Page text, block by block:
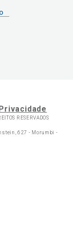
RESERVADOS
627 - Morumbi -